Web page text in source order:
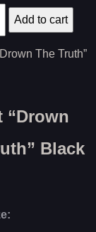
“Drown
Black